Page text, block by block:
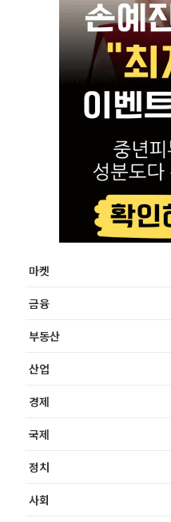
마켓
금융
부동산
산업
경제
국제
정치
사회